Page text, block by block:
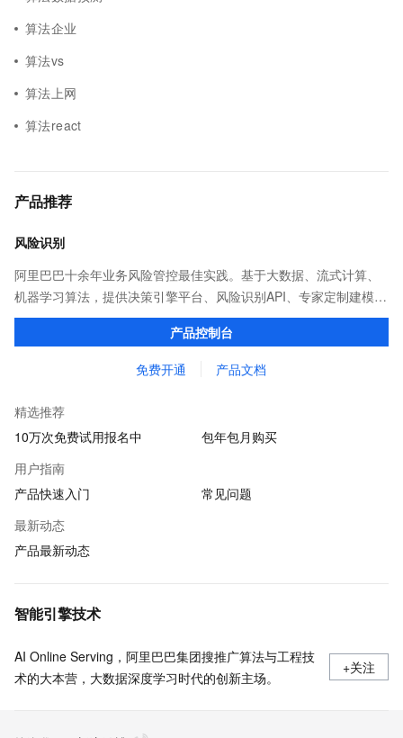
算法企业
算法vs
算法上网
算法react
产品推荐
风险识别
阿里巴巴十余年业务风险管控最佳实践。基于大数据、流式计算、
机器学习算法，提供决策引擎平台、风险识别API、专家定制建模等
多维风控服务，一站式解决企业在用户注册、运营活动、交易、信
贷审核等关键业务中所遇到的欺诈问题。
产品控制台
免费开通 产品文档
精选推荐
10万次免费试用报名中
包年包月购买
用户指南
产品快速入门
常见问题
最新动态
产品最新动态
智能引擎技术
AI Online Serving，阿里巴巴集团搜推广算法与工程技
术的大本营，大数据深度学习时代的创新主场。
+关注